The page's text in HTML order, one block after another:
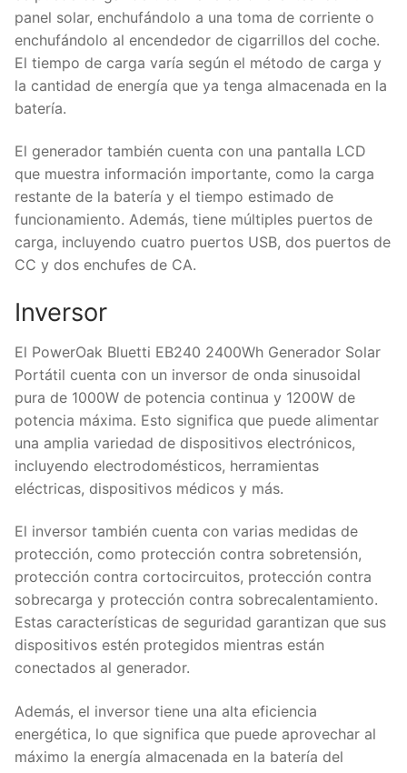
panel solar, enchufándolo a una toma de corriente o
enchufándolo al encendedor de cigarrillos del coche.
El tiempo de carga varía según el método de carga y
la cantidad de energía que ya tenga almacenada en la
batería.
El generador también cuenta con una pantalla LCD
que muestra información importante, como la carga
restante de la batería y el tiempo estimado de
funcionamiento. Además, tiene múltiples puertos de
carga, incluyendo cuatro puertos USB, dos puertos de
CC y dos enchufes de CA.
Inversor
El PowerOak Bluetti EB240 2400Wh Generador Solar
Portátil cuenta con un inversor de onda sinusoidal
pura de 1000W de potencia continua y 1200W de
potencia máxima. Esto significa que puede alimentar
una amplia variedad de dispositivos electrónicos,
incluyendo electrodomésticos, herramientas
eléctricas, dispositivos médicos y más.
El inversor también cuenta con varias medidas de
protección, como protección contra sobretensión,
protección contra cortocircuitos, protección contra
sobrecarga y protección contra sobrecalentamiento.
Estas características de seguridad garantizan que sus
dispositivos estén protegidos mientras están
conectados al generador.
Además, el inversor tiene una alta eficiencia
energética, lo que significa que puede aprovechar al
máximo la energía almacenada en la batería del